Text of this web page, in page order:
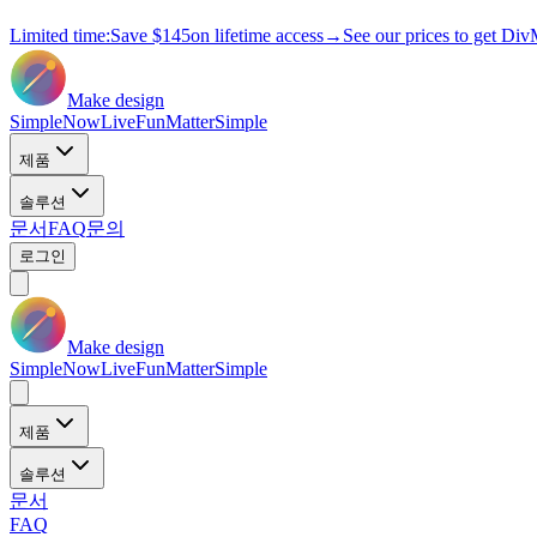
Limited time:Save $145on lifetime access→ See our prices to get
Make design
SimpleNowLiveFunMatterSimple
제품
솔루션
문서FAQ문의
로그인
Make design
SimpleNowLiveFunMatterSimple
제품
솔루션
문서
FAQ